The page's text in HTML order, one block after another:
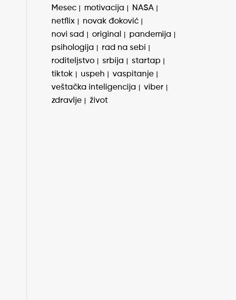
Mesec
motivacija
NASA
netflix
novak đoković
novi sad
original
pandemija
psihologija
rad na sebi
roditeljstvo
srbija
startap
tiktok
uspeh
vaspitanje
veštačka inteligencija
viber
zdravlje
život